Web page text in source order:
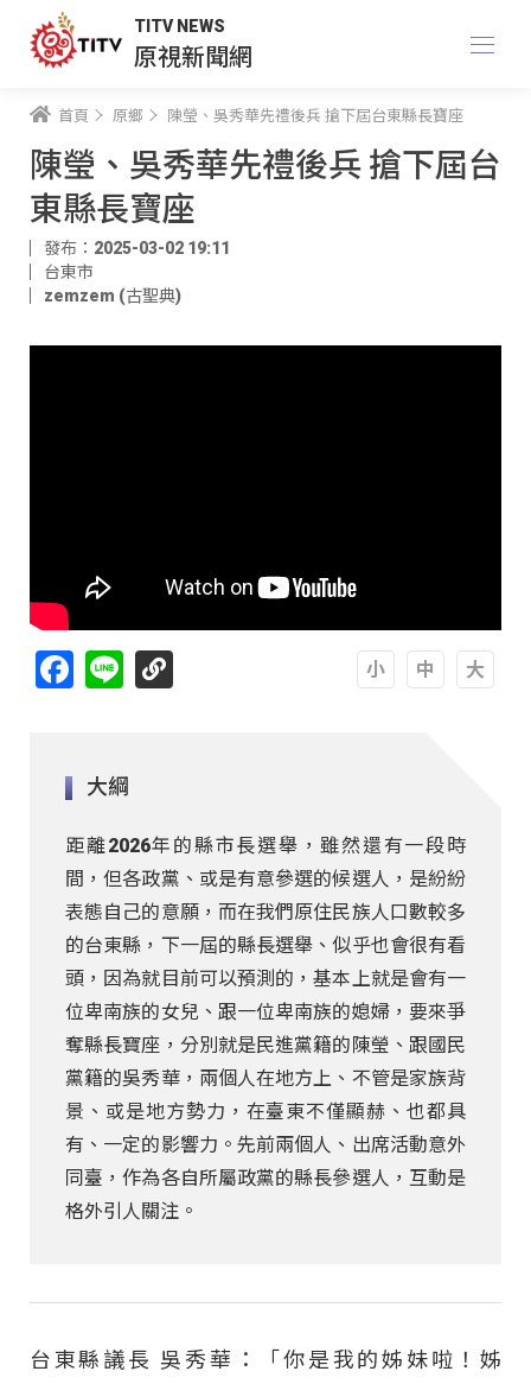
TITV NEWS
原視新聞網
首頁 原鄉 陳瑩、吳秀華先禮後兵 搶下屆台東縣長寶座
陳瑩、吳秀華先禮後兵 搶下屆台
東縣長寶座
發布：2025-03-02 19:11
台東市
zemzem (古聖典)
Facebook
Line
大綱
距離2026年的縣市長選舉，雖然還有一段時
間，但各政黨、或是有意參選的候選人，是紛紛
表態自己的意願，而在我們原住民族人口數較多
的台東縣，下一屆的縣長選舉、似乎也會很有看
頭，因為就目前可以預測的，基本上就是會有一
位卑南族的女兒、跟一位卑南族的媳婦，要來爭
奪縣長寶座，分別就是民進黨籍的陳瑩、跟國民
黨籍的吳秀華，兩個人在地方上、不管是家族背
景、或是地方勢力，在臺東不僅顯赫、也都具
有、一定的影響力。先前兩個人、出席活動意外
同臺，作為各自所屬政黨的縣長參選人，互動是
格外引人關注。
台東縣議長 吳秀華：「你是我的姊妹啦！姊